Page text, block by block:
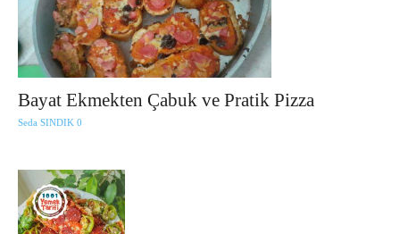
Bayat Ekmekten Çabuk ve Pratik Pizza
Seda SINDIK 0